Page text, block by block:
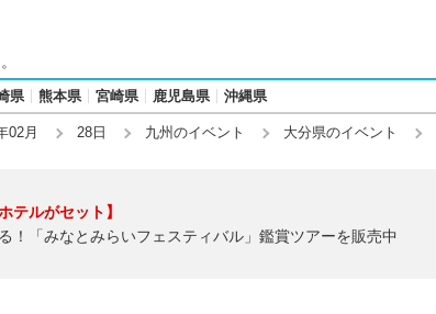
県 熊本県 宮崎県 鹿児島県 沖縄県
02月 28日 九州のイベント 大分県のイベント
テルがセット】
！「みなとみらいフェスティバル」鑑賞ツアーを販売中